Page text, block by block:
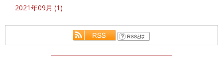
2021年09月 (1)